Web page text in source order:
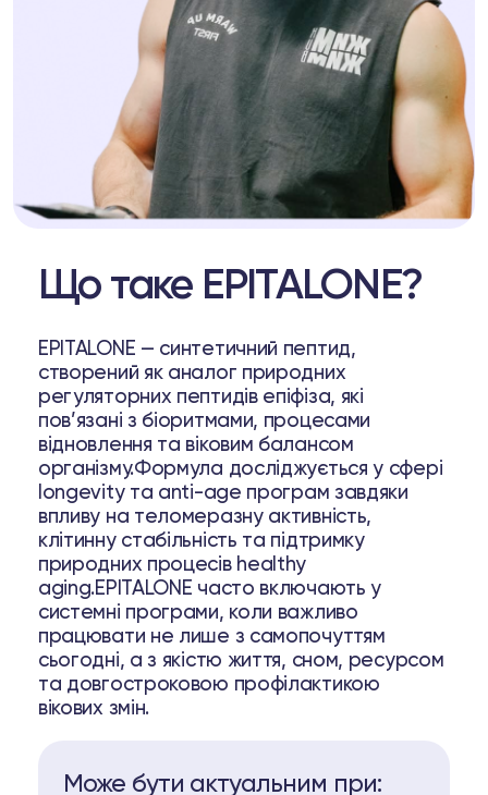
Що таке EPITALONE?
EPITALONE — синтетичний пептид,
створений як аналог природних
регуляторних пептидів епіфіза, які
пов’язані з біоритмами, процесами
відновлення та віковим балансом
організму.Формула досліджується у сфері
longevity та anti-age програм завдяки
впливу на теломеразну активність,
клітинну стабільність та підтримку
природних процесів healthy
aging.EPITALONE часто включають у
системні програми, коли важливо
працювати не лише з самопочуттям
сьогодні, а з якістю життя, сном, ресурсом
та довгостроковою профілактикою
вікових змін.
Може бути актуальним при: